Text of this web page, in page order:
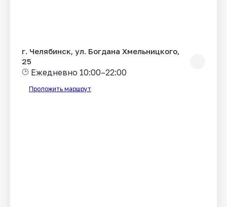
г. Челябинск, ул. Богдана Хмельницкого,
25
Ежедневно 10:00–22:00
Проложить маршрут